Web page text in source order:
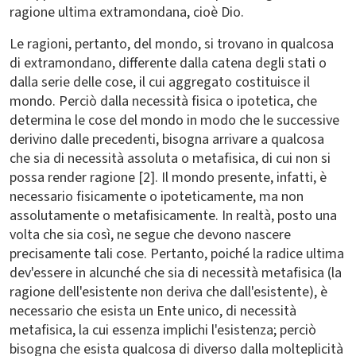
ragione ultima extramondana, cioè Dio.
Le ragioni, pertanto, del mondo, si trovano in qualcosa
di extramondano, differente dalla catena degli stati o
dalla serie delle cose, il cui aggregato costituisce il
mondo. Perciò dalla necessità fisica o ipotetica, che
determina le cose del mondo in modo che le successive
derivino dalle precedenti, bisogna arrivare a qualcosa
che sia di necessità assoluta o metafisica, di cui non si
possa render ragione [2]. Il mondo presente, infatti, è
necessario fisicamente o ipoteticamente, ma non
assolutamente o metafisicamente. In realtà, posto una
volta che sia così, ne segue che devono nascere
precisamente tali cose. Pertanto, poiché la radice ultima
dev'essere in alcunché che sia di necessità metafisica (la
ragione dell'esistente non deriva che dall'esistente), è
necessario che esista un Ente unico, di necessità
metafisica, la cui essenza implichi l'esistenza; perciò
bisogna che esista qualcosa di diverso dalla molteplicità